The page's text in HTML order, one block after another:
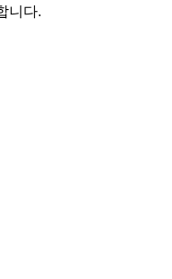
니다.